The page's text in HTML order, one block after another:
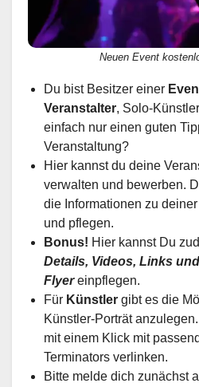
Neuen Event
Du bist Besitzer einer
Veranstalter, Solo-
einfach nur einen guten
Veranstaltung?
Hier kannst du deine
verwalten und bewerben.
die Informationen zu
und pflegen.
Bonus! Hier kannst Du
Details, Videos, Links
Flyereinpflegen.
Für Künstler gibt es die
Künstler-Porträt
mit einem Klick mit
Terminators verlinken.
Bitte melde dich zunächst